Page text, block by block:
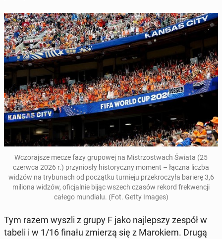
Wczo­raj­sze mecze fazy gru­po­wej na Mi­strzo­stwach Świata (25
czerwca 2026 r.) przy­nio­sły hi­sto­rycz­ny moment – łączna liczba
widzów na try­bu­nach od po­cząt­ku tur­nie­ju prze­kro­czy­ła barierę 3,6
miliona widzów, ofi­cjal­nie bijąc wszech czasów rekord fre­kwen­cji
całego mun­dia­lu. (Fot. Getty Images)
Tym razem wyszli z grupy F jako naj­lep­szy zespół w
tabeli i w 1/16 finału zmierzą się z Ma­ro­kiem. Drugą